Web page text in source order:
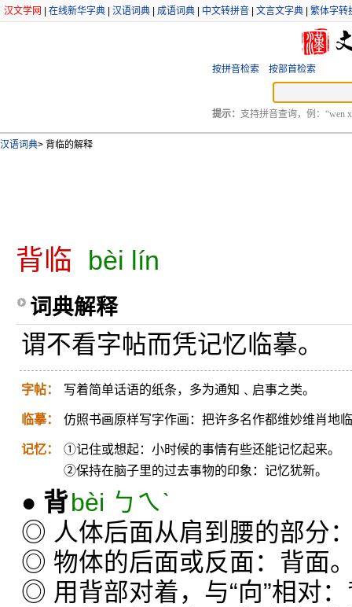
汉文学网 在线新华字典 汉语词典 成语词典 中文转拼音 文言文字典 繁体字转
按拼音检索 按部首检索
提示： 支持拼音查询，例：“wen
汉语词典> 背临的解释
背临 bèi lín
词典解释
谓不看字帖而凭记忆临摹。
字帖： 写着简单话语的纸条，多为通知﹑启事之类。
临摹： 仿照书画原样写字作画：把许多名作都维妙维肖地
记忆：
①记住或想起：小时候的事情有些还能记忆起来。
②保持在脑子里的过去事物的印象：记忆犹新。
● 背bèi ㄅㄟˋ
◎ 人体后面从肩到腰的部分
◎ 物体的后面或反面：背面
◎ 用背部对着，与“向”相对